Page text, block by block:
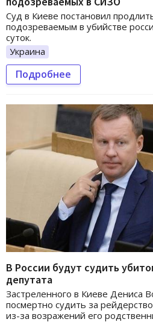
Суд в Киеве постановил
подозреваемым в убийстве
суток.
Украина
Подробнее
В России будут судить
депутата
Застреленного в Киеве Дениса
посмертно судить за
из-за возражений его